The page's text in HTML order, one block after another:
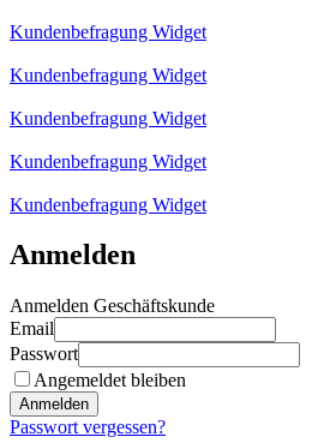
Kundenbefragung Widget
Kundenbefragung Widget
Kundenbefragung Widget
Kundenbefragung Widget
Kundenbefragung Widget
Anmelden
Anmelden Geschäftskunde
Email
Passwort
Angemeldet bleiben
Anmelden
Passwort vergessen?